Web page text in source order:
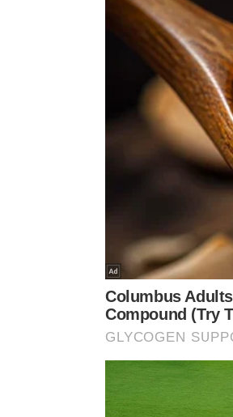
Viagens nacionais curtas,
países da América do Sul
de hospedagens simples, é
seria gasto com cinco